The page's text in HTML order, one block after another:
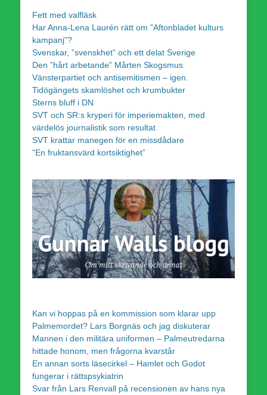
Fett med valfläsk
Har Anna-Lena Laurén rätt om ”Aftonbladet kulturs
kampanj”?
Svenskar, ”svenskhet” och ett delat Sverige
Den ”hårt arbetande” Mårten Skogsmus
Vänsterpartiet och antisemitismen – igen.
Tidögängets skamlöshet och krumbukter
Sterns bluff i DN
SVT och SR:s kryperi för imperiemakten, med
värdelös journalistik som resultat
SVT krattar manegen för en missdådare
”En fruktansvärd kortsiktighet”
Kan vi hoppas på en kommission som klarar upp
Palmemordet? Lars Borgnäs och jag diskuterar
Mannen i den militära uniformen – Palmeutredarna
hittade honom, men frågorna kvarstår
En annan sorts läsecirkel – Hamlet och Godot
fungerar i rättspsykiatrin
Svar från Lars Renvall på recensionen av hans nya